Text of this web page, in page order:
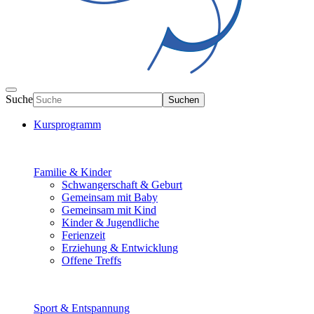
Suche Suchen
Kursprogramm
Familie & Kinder
Schwangerschaft & Geburt
Gemeinsam mit Baby
Gemeinsam mit Kind
Kinder & Jugendliche
Ferienzeit
Erziehung & Entwicklung
Offene Treffs
Sport & Entspannung